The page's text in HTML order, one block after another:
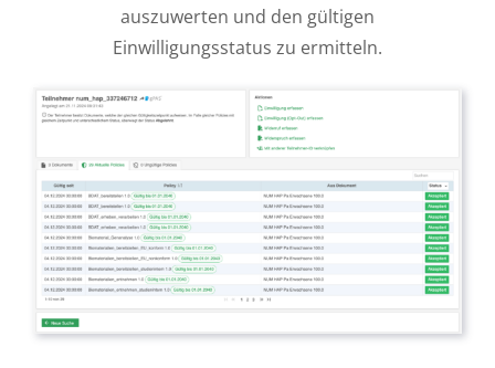
auszuwerten und den gültigen
Einwilligungsstatus zu ermitteln.